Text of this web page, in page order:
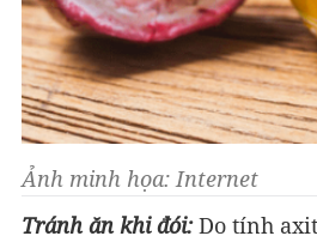
Ảnh minh họa: Internet
Tránh ăn khi đói:Do tính